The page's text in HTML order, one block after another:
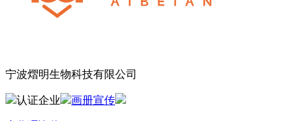
宁波熠明生物科技有限公司
认证企业 画册宣传